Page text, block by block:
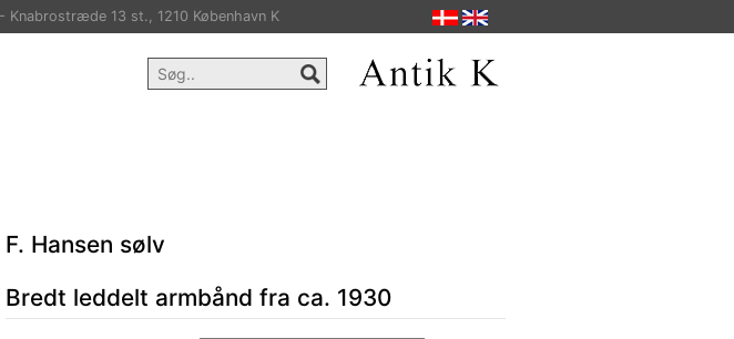
13 st., 1210 København K
F. Hansen sølv
Bredt leddelt armbånd fra ca. 1930